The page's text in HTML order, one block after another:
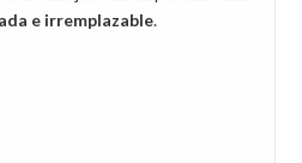
e irremplazable.